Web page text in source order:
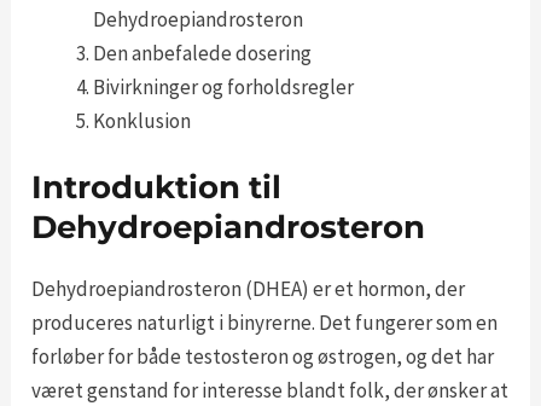
Dehydroepiandrosteron
Den anbefalede dosering
Bivirkninger og forholdsregler
Konklusion
Introduktion til
Dehydroepiandrosteron
Dehydroepiandrosteron (DHEA) er et hormon, der
produceres naturligt i binyrerne. Det fungerer som en
forløber for både testosteron og østrogen, og det har
været genstand for interesse blandt folk, der ønsker at